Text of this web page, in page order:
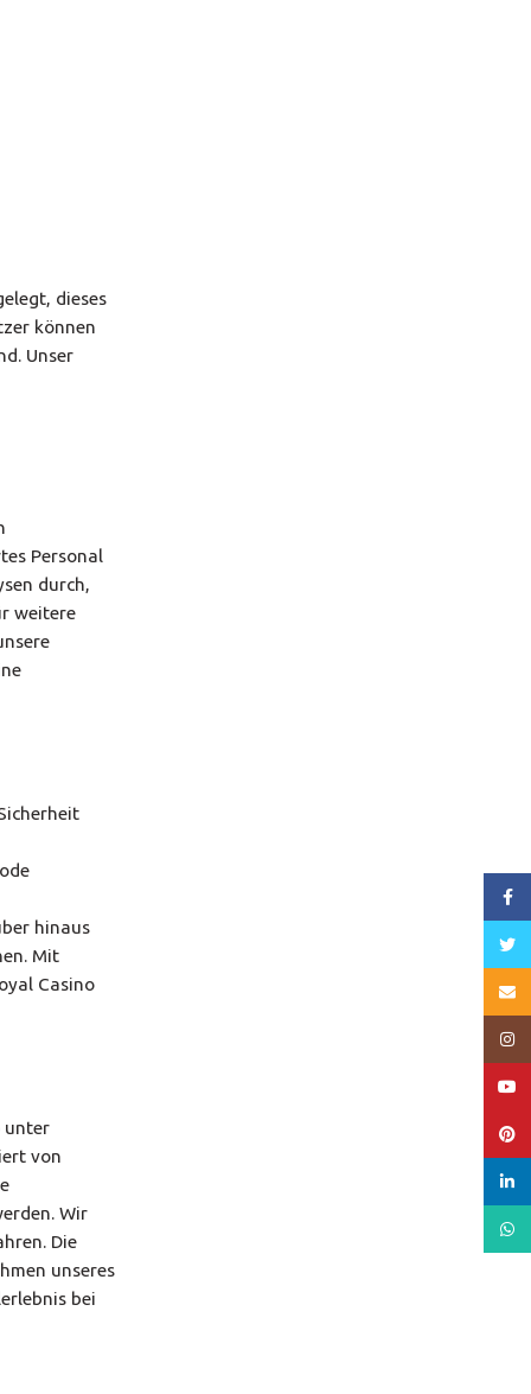
dieses
können
Unser
Personal
durch,
weitere
hinaus
Mit
Casino
unter
von
Wir
Die
unseres
bei
Email